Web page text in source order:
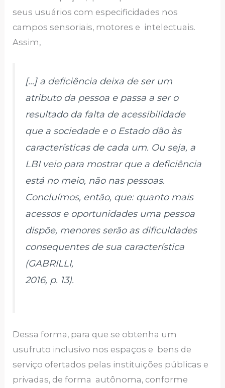
seus usuários com especificidades nos
campos sensoriais, motores e intelectuais.
Assim,
[…] a deficiência deixa de ser um
atributo da pessoa e passa a ser o
resultado da falta de acessibilidade
que a sociedade e o Estado dão às
características de cada um. Ou seja, a
LBI veio para mostrar que a deficiência
está no meio, não nas pessoas.
Concluímos, então, que: quanto mais
acessos e oportunidades uma pessoa
dispõe, menores serão as dificuldades
consequentes de sua característica
(GABRILLI,
2016, p. 13).
Dessa forma, para que se obtenha um
usufruto inclusivo nos espaços e bens de
serviço ofertados pelas instituições públicas e
privadas, de forma autônoma, conforme